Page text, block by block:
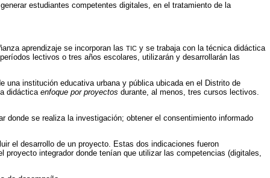
estudiantes competentes digitales, en el tratamiento de la
aprendizaje se incorporan las TIC y se trabaja con la técnica didáctica
lectivos o tres años escolares, utilizarán y desarrollarán las
una institución educativa urbana y pública ubicada en el Distrito de
didáctica enfoque por proyectos durante, al menos, tres cursos lectivos.
se realiza la investigación; obtener el consentimiento informado
el desarrollo de un proyecto. Estas dos indicaciones fueron
integrador donde tenían que utilizar las competencias (digitales,